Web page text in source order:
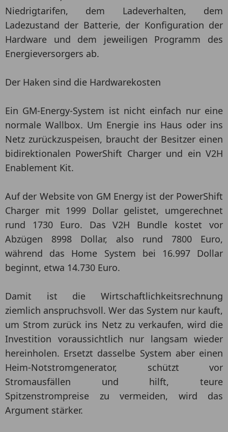
Niedrigtarifen, dem Ladeverhalten, dem
Ladezustand der Batterie, der Konfiguration der
Hardware und dem jeweiligen Programm des
Energieversorgers ab.
Der Haken sind die Hardwarekosten
Ein GM-Energy-System ist nicht einfach nur eine
normale Wallbox. Um Energie ins Haus oder ins
Netz zurückzuspeisen, braucht der Besitzer einen
bidirektionalen PowerShift Charger und ein V2H
Enablement Kit.
Auf der Website von GM Energy ist der PowerShift
Charger mit 1999 Dollar gelistet, umgerechnet
rund 1730 Euro. Das V2H Bundle kostet vor
Abzügen 8998 Dollar, also rund 7800 Euro,
während das Home System bei 16.997 Dollar
beginnt, etwa 14.730 Euro.
Damit ist die Wirtschaftlichkeitsrechnung
ziemlich anspruchsvoll. Wer das System nur kauft,
um Strom zurück ins Netz zu verkaufen, wird die
Investition voraussichtlich nur langsam wieder
hereinholen. Ersetzt dasselbe System aber einen
Heim-Notstromgenerator, schützt vor
Stromausfällen und hilft, teure
Spitzenstrompreise zu vermeiden, wird das
Argument stärker.